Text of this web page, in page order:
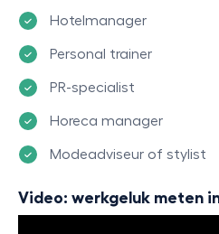
Hotelmanager
Personal trainer
PR-specialist
Horeca manager
Modeadviseur of stylist
Video: werkgeluk meten